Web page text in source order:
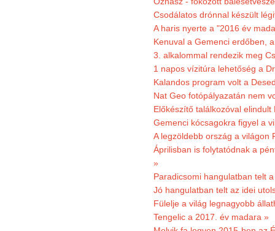
Csodálatos drónnal készült
A haris nyerte a "2016 év
Kenuval a Gemenci erdőben,
3. alkalommal rendezik meg
1 napos vízitúra lehetőség a
Kalandos program volt a
Nat Geo fotópályazatán nem
Előkészítő találkozóval
Gemenci kócsagokra figyel a
A legzöldebb ország a világon
Áprilisban is folytatódnak a
»
Paradicsomi hangulatban telt
Jó hangulatban telt az idei
Fülelje a világ legnagyobb
Tengelic a 2017. év madara »